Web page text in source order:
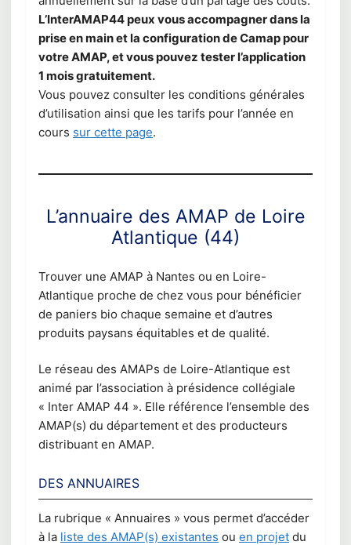
L’InterAMAP44 peux vous accompagner dans la
prise en main et la configuration de Camap pour
votre AMAP, et vous pouvez tester l’application
1 mois gratuitement.
Vous pouvez consulter les conditions générales
d’utilisation ainsi que les tarifs pour l’année en
cours sur cette page.
L’annuaire des AMAP de Loire
Atlantique (44)
Trouver une AMAP à Nantes ou en Loire-
Atlantique proche de chez vous pour bénéficier
de paniers bio chaque semaine et d’autres
produits paysans équitables et de qualité.
Le réseau des AMAPs de Loire-Atlantique est
animé par l’association à présidence collégiale
« Inter AMAP 44 ». Elle référence l’ensemble des
AMAP(s) du département et des producteurs
distribuant en AMAP.
DES ANNUAIRES
La rubrique « Annuaires » vous permet d’accéder
à la liste des AMAP(s) existantes ou en projet du